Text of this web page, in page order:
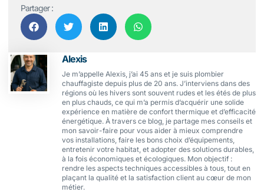
Partager :
Alexis
Je m’appelle Alexis, j’ai 45 ans et je suis plombier
chauffagiste depuis plus de 20 ans. J’interviens dans des
régions où les hivers sont souvent rudes et les étés de plus
en plus chauds, ce qui m’a permis d’acquérir une solide
expérience en matière de confort thermique et d’efficacité
énergétique. À travers ce blog, je partage mes conseils et
mon savoir-faire pour vous aider à mieux comprendre
vos installations, faire les bons choix d’équipements,
entretenir votre habitat, et adopter des solutions durables,
à la fois économiques et écologiques. Mon objectif :
rendre les aspects techniques accessibles à tous, tout en
plaçant la qualité et la satisfaction client au cœur de mon
métier.